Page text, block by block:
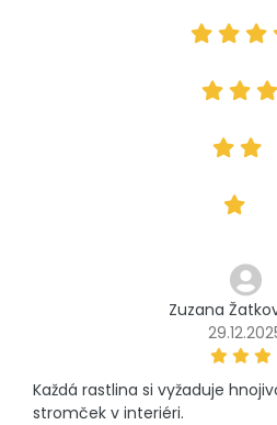
Zuzana
Každá rastlina si vyžaduje
stromček v interiéri.